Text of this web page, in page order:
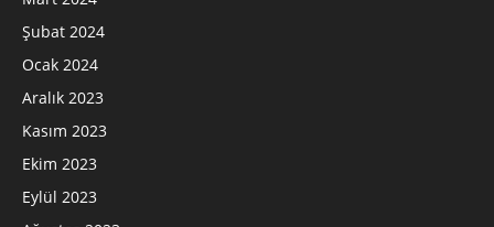
Şubat 2024
Ocak 2024
Aralık 2023
Kasım 2023
Ekim 2023
Eylül 2023